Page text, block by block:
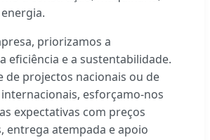
priorizamos a
eficiência e a sustentabilidade.
de projectos nacionais ou de
esforçamo-nos
expectativas com preços
entrega atempada e apoio